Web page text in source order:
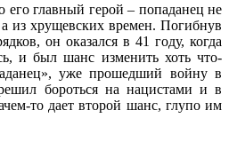
его главный герой – попаданец не
а из хрущевских времен. Погибнув
он оказался в 41 году, когда
и был шанс изменить хоть что-
уже прошедший войну в
бороться на нацистами и в
то дает второй шанс, глупо им